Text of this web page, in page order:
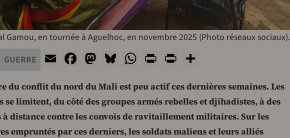
Gamou, en tournée à Aguelhoc, en novembre 2025 (Photo réseaux sociaux).
GUERRE EmailFacebook
Mastodon
Bluesky
WhatsApp
PrintPrintFriendly
du conflit du nord du Mali est peu actif ces dernières semaines. Les
se limitent, du côté des groupes armés rebelles et djihadistes, à des
à distance contre les convois de ravitaillement militaires. Sur les
empruntés par ces derniers, les soldats maliens et leurs alliés